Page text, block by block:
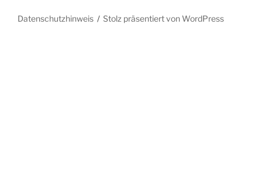
Datenschutzhinweis Stolz präsentiert von WordPress